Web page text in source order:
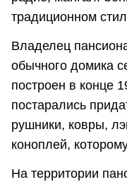
традиционном
Владелец
обычного домика
построен в конце
постарались
рушники, ковры,
коноплей,
На территории